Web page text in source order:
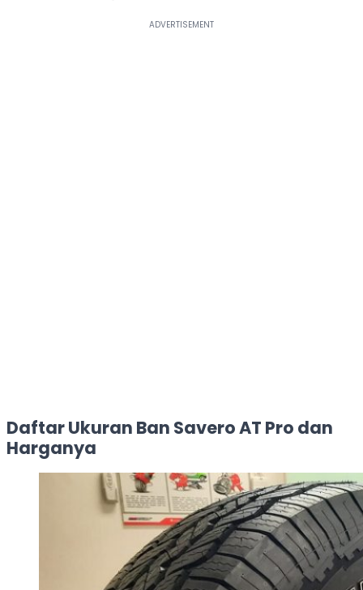
Daftar Ukuran Ban Savero AT Pro dan
Harganya